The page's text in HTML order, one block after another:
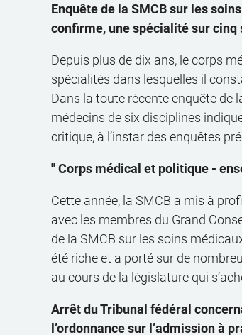
Enquête de la SMCB sur les
confirme, une spécialité sur
Depuis plus de dix ans, le corps
spécialités dans lesquelles il
Dans la toute récente enquête de
médecins de six disciplines
critique, à l’instar des enquêtes
" Corps médical et politique -
Cette année, la SMCB a mis à
avec les membres du Grand
de la SMCB sur les soins
été riche et a porté sur de
au cours de la législature qui
Arrêt du Tribunal fédéral
l’ordonnance sur l’admission à